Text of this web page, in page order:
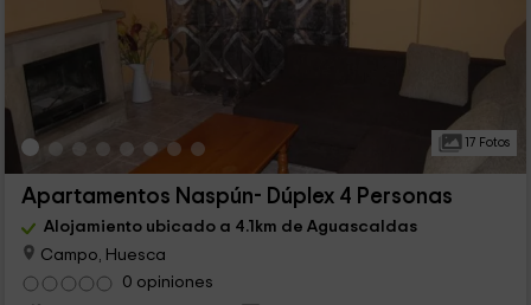
17 Fotos
Apartamentos Naspún- Dúplex 4 Personas
Alojamiento ubicado a 4.1km de Aguascaldas
Campo, Huesca
0 opiniones